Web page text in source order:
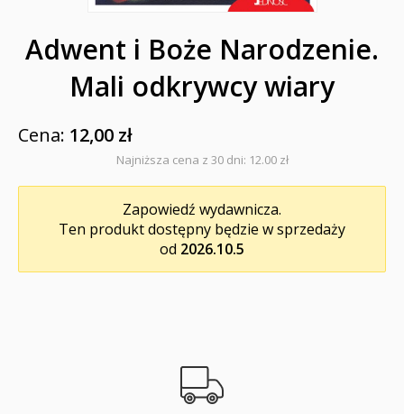
Duchowość, literatura chrześcijańska
Modlitewniki
Pierwsza Komunia Święta
Biblie na I Komunię Świętą
Biblie na I Komunię Świętą z grawerem i torbą
Adwent i Boże Narodzenie.
Mali odkrywcy wiary
Cena: 12,00 zł
Najniższa cena z 30 dni: 12.00 zł
Zapowiedź wydawnicza.
Ten produkt dostępny będzie w sprzedaży
od 2026.10.5